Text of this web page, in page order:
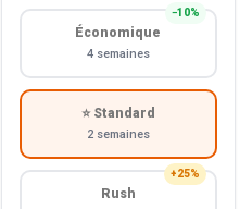
−10%
Économique
4 semaines
⭐ Standard
2 semaines
+25%
Rush